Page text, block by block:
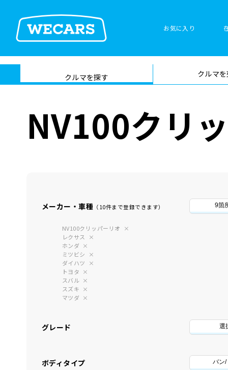
お気に入り
在庫検索
サイト内検
索
クルマを探す クルマ
NV100クリ
メーカー・車種 （10件まで登録できます） 9箇
NV100クリッパーリオ
レクサス
ホンダ
ミツビシ
ダイハツ
トヨタ
スバル
スズキ
マツダ
グレード 選
ボディタイプ バン/